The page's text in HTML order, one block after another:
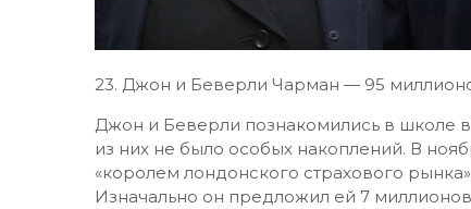
23.​ Джон и Беверли Чарман — 95
Джон и Беверли познакомились в школе в
из них не было особых накоплений. В
«королем лондонского страхового
Изначально он предложил ей 7